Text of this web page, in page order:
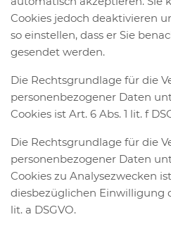
Cookies jedoch deaktivieren
so einstellen, dass er Sie
gesendet werden.
Die Rechtsgrundlage für die
personenbezogener Daten
Cookies ist Art. 6 Abs. 1 lit. f
Die Rechtsgrundlage für die
personenbezogener Daten
Cookies zu Analysezwecken
diesbezüglichen Einwilligung
lit. a DSGVO.